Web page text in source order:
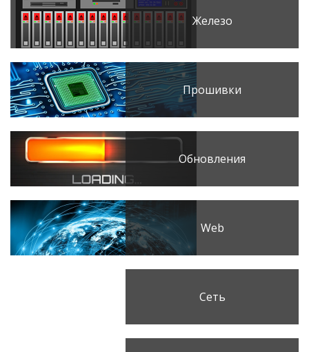
Железо
Прошивки
Обновления
Web
Сеть